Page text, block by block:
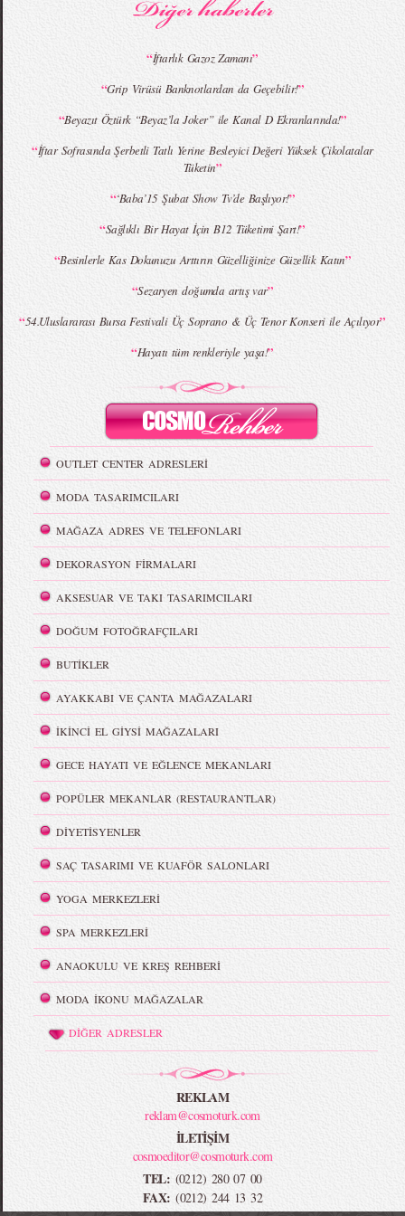
MBFWI - Giray Sepin 2015 Yaz Koleksiyonu MBFWI - Burçe Bekrek 2015 Yaz Koleksiyonu
“İftarlık Gazoz Zamanı”
“Grip Virüsü Banknotlardan da Geçebilir!”
“Beyazıt Öztürk “Beyaz’la Joker” ile Kanal D Ekranlarında!”
“İftar Sofrasında Şerbetli Tatlı Yerine Besleyici Değeri Yüksek Çikolatalar
Tüketin”
“‘Baba’15 Şubat Show Tv’de Başlıyor!”
“Sağlıklı Bir Hayat İçin B12 Tüketimi Şart!”
“Besinlerle Kas Dokunuzu Arttırın Güzelliğinize Güzellik Katın”
“Sezaryen doğumda artış var”
“54.Uluslararası Bursa Festivali Üç Soprano & Üç Tenor Konseri ile Açılıyor”
“Hayatı tüm renkleriyle yaşa!”
OUTLET CENTER ADRESLERİ
MODA TASARIMCILARI
MAĞAZA ADRES VE TELEFONLARI
DEKORASYON FİRMALARI
AKSESUAR VE TAKI TASARIMCILARI
DOĞUM FOTOĞRAFÇILARI
BUTİKLER
AYAKKABI VE ÇANTA MAĞAZALARI
İKİNCİ EL GİYSİ MAĞAZALARI
GECE HAYATI VE EĞLENCE MEKANLARI
POPÜLER MEKANLAR (RESTAURANTLAR)
DİYETİSYENLER
SAÇ TASARIMI VE KUAFÖR SALONLARI
YOGA MERKEZLERİ
SPA MERKEZLERİ
ANAOKULU VE KREŞ REHBERİ
MODA İKONU MAĞAZALAR
DİĞER ADRESLER
REKLAM
reklam@cosmoturk.com
İLETİŞİM
cosmoeditor@cosmoturk.com
TEL: (0212) 280 07 00
FAX: (0212) 244 13 32